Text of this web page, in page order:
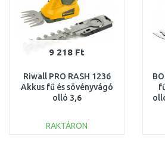
9 218 Ft
Riwall PRO RASH 1236
Akkus fű és sövényvágó
olló 3,6
RAKTÁRON